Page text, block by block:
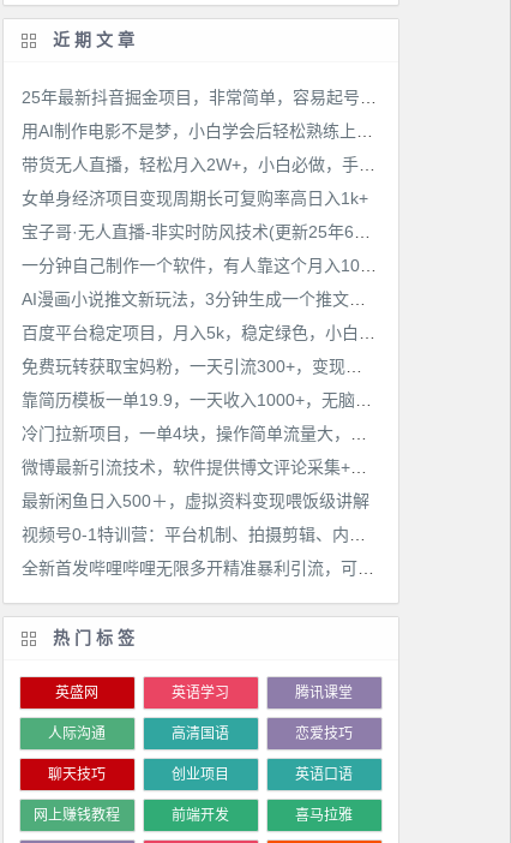
腰也不酸了！
近期文章
带货无人直播，轻松月入2W+，小白必做，手把手教学，无脑操作(附学习资料)
女单身经济项目变现周期长可复购率高日入1k+
一分钟自己制作一个软件，有人靠这个月入10W+
AI漫画小说推文新玩法，3分钟生成一个推文视频，保姆级教程【配项目操作和软件教程】
免费玩转获取宝妈粉，一天引流300+，变现超乎你想象
微博最新引流技术，软件提供博文评论采集+私信实现精准引流【揭秘】
最新闲鱼日入500＋，虚拟资料变现喂饭级讲解
全新首发哔哩哔哩无限多开精准暴利引流，可无限多开，抗封首发精品脚本
热门标签
英盛网 英语学习 腾讯课堂
人际沟通 高清国语 恋爱技巧
聊天技巧 创业项目 英语口语
网上赚钱教程 前端开发 喜马拉雅